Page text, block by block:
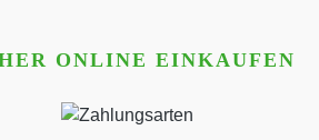
ONLINE EINKAUFEN